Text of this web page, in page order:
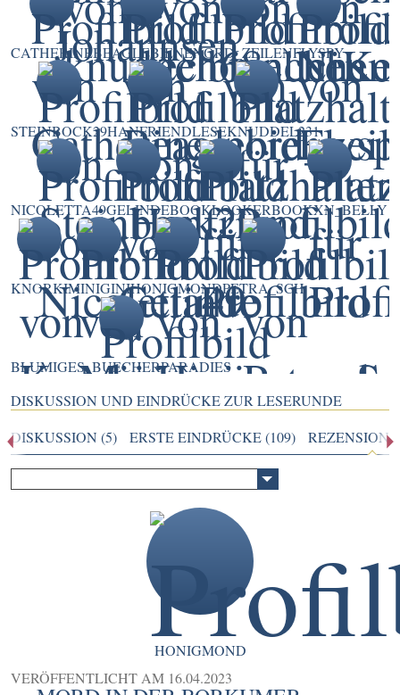
CATHERINEBEAGLEBIENENORD_ZEILENFLYSPY
STEINBOCK29HANFRIENDLESEKNUDDEL231
NICOLETTA49GELINDEBOOKLOOKERBOOKXN_BELLY
KNORKIMINIGINIHONIGMONDPETRA_SCH
BLUMIGES_BUECHERPARADIES
DISKUSSION UND EINDRÜCKE ZUR LESERUNDE
DISKUSSION (5)
ERSTE EINDRÜCKE (109)
HONIGMOND
VERÖFFENTLICHT AM 16.04.2023